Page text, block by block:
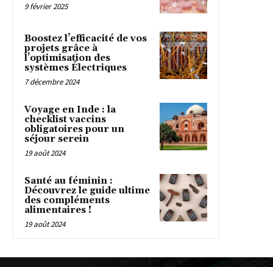
9 février 2025
Boostez l’efficacité de vos
projets grâce à
l’optimisation des
systèmes Électriques
7 décembre 2024
Voyage en Inde : la
checklist vaccins
obligatoires pour un
séjour serein
19 août 2024
Santé au féminin :
Découvrez le guide ultime
des compléments
alimentaires !
19 août 2024